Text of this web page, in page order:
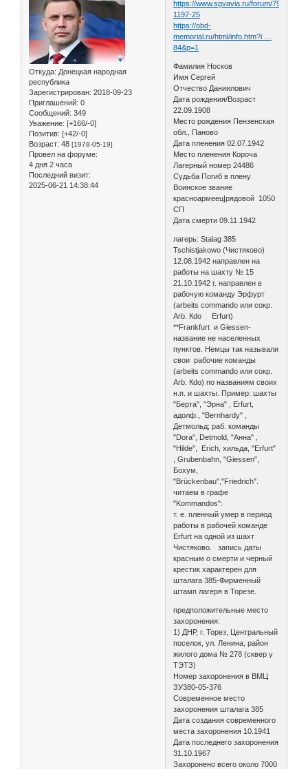
Откуда: Донецкая народная
республика
Зарегистрирован: 2018-09-23
Приглашений: 0
Сообщений: 349
Уважение: [+166/-0]
Позитив: [+42/-0]
Возраст: 48 [1978-05-19]
Провел на форуме:
4 дня 2 часа
Последний визит:
2025-06-21 14:38:44
https://www.sgvavia.ru/forum/79-
1197-25
https://obd-
memorial.ru/html/info.htm?i …
84&p=1
Фамилия Носков
Имя Сергей
Отчество Даниилович
Дата рождения/Возраст
22.09.1908
Место рождения Пензенская
обл., Паново
Дата пленения 02.07.1942
Место пленения Короча
Лагерный номер 24486
Судьба Погиб в плену
Воинское звание
красноармеец|рядовой 1050
СП
Дата смерти 09.11.1942
лагерь: Stalag 385
Tschistjakowo (Чистяково)
12.08.1942 направлен на
работы на шахту № 15
21.10.1942 г. направлен в
рабочую команду Эрфурт
(arbeits commando или сокр.
Arb. Кdo Erfurt)
**Frankfurt и Giessen-
название не населенных
пунктов. Немцы так называли
свои рабочие команды
(arbeits commando или сокр.
Arb. Кdo) по названиям своих
н.п. и шахты. Пример: шахты
"Берта", "Эрна" , Erfurt,
адолф., "Bernhardy" ,
Детмольд; раб. команды
"Dora", Detmold, "Анна" ,
"Hilde", Erich, хильда, "Erfurt"
, Grubenbahn, "Giessen",
Бохум,
"Brückenbau","Friedrich".
читаем в графе
"Kommandos":
т. е. пленный умер в период
работы в рабочей команде
Erfurt на одной из шахт
Чистяково. запись даты
красным о смерти и черный
крестик характерен для
шталага 385-Фирменный
штамп лагеря в Торезе.
предположительные место
захоронения:
1) ДНР, г. Торез, Центральный
поселок, ул. Ленина, район
жилого дома № 278 (сквер у
ТЭТЗ)
Номер захоронения в ВМЦ
ЗУ380-05-376
Современное место
захоронения шталага 385
Дата создания современного
места захоронения 10.1941
Дата последнего захоронения
31.10.1967
Захоронено всего около 7000